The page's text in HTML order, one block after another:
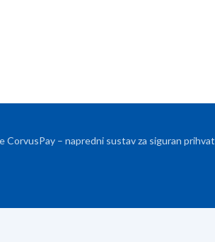
– napredni sustav za siguran prihvat